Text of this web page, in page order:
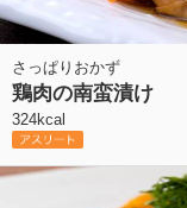
さっぱりおかず
鶏肉の南蛮漬け
324kcal